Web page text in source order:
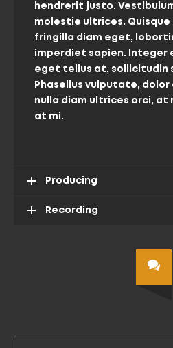
hendrerit justo.
molestie ultrices. Quisque
fringilla diam eget,
imperdiet sapien. Integer
eget tellus at, sollicitudin
Phasellus vulputate,
nulla diam ultrices orci, at
at mi.
Producing
Recording